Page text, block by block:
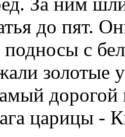
до пят.
подносы с
золотые
дорогой
царицы -